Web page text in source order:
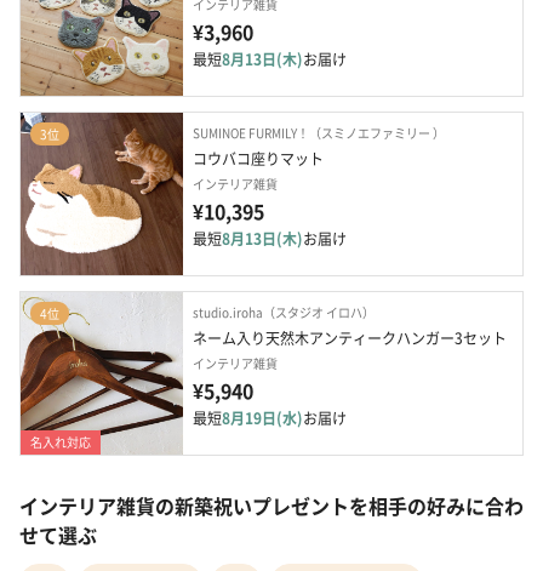
インテリア雑貨
¥3,960
最短8月13日(木)お届け
3位 SUMINOE FURMILY！（スミノエファミリー ）
コウバコ座りマット
インテリア雑貨
¥10,395
最短8月13日(木)お届け
4位
名入れ対応
studio.iroha（スタジオ イロハ）
ネーム入り天然木アンティークハンガー3セット
インテリア雑貨
¥5,940
最短8月19日(水)お届け
インテリア雑貨の新築祝いプレゼントを相手の好みに合わ
せて選ぶ